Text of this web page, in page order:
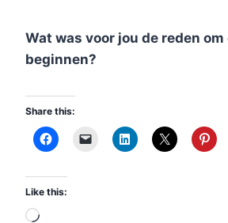
Wat was voor jou de reden
beginnen?
Share this:
Like this:
L